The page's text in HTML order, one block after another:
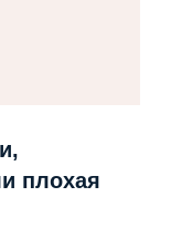
плохая